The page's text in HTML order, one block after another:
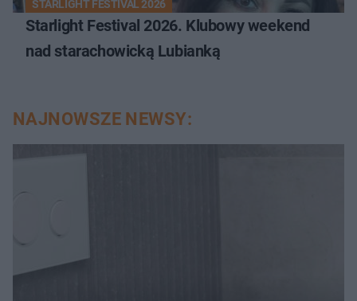
STARLIGHT FESTIVAL 2026
Starlight Festival 2026. Klubowy weekend
nad starachowicką Lubianką
NAJNOWSZE NEWSY: